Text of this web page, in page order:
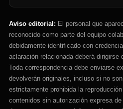
Aviso editorial: El personal que
reconocido como parte del equipo
debidamente identificado con
aclaración relacionada deberá dirigirse
Toda correspondencia debe enviarse
devolverán originales, incluso si no
estrictamente prohibida la
contenidos sin autorización expresa